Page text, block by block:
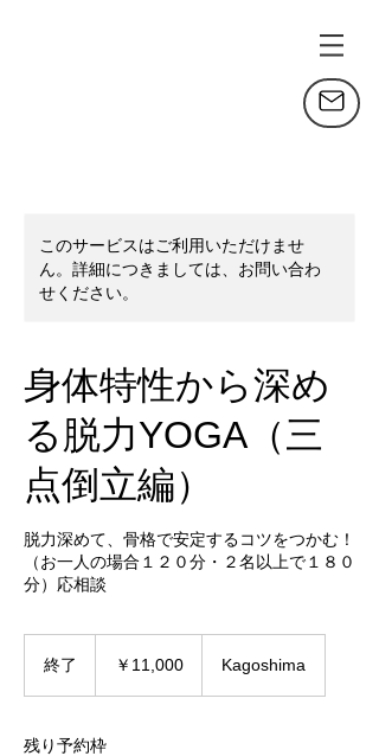
このサービスはご利用いただけませ
ん。詳細につきましては、お問い合わ
せください。
身体特性から深め
る脱力YOGA（三
点倒立編）
脱力深めて、骨格で安定するコツをつかむ！
（お一人の場合１２０分・２名以上で１８０
分）応相談
終了 ￥11,000 Kagoshima
残り予約枠